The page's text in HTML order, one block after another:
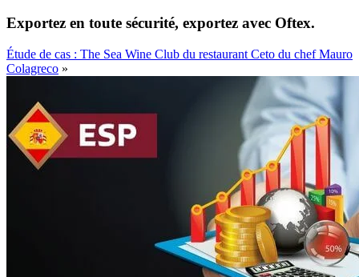
Exportez en toute sécurité, exportez avec Oftex.
Étude de cas : The Sea Wine Club du restaurant Ceto du chef Mauro
Colagreco »